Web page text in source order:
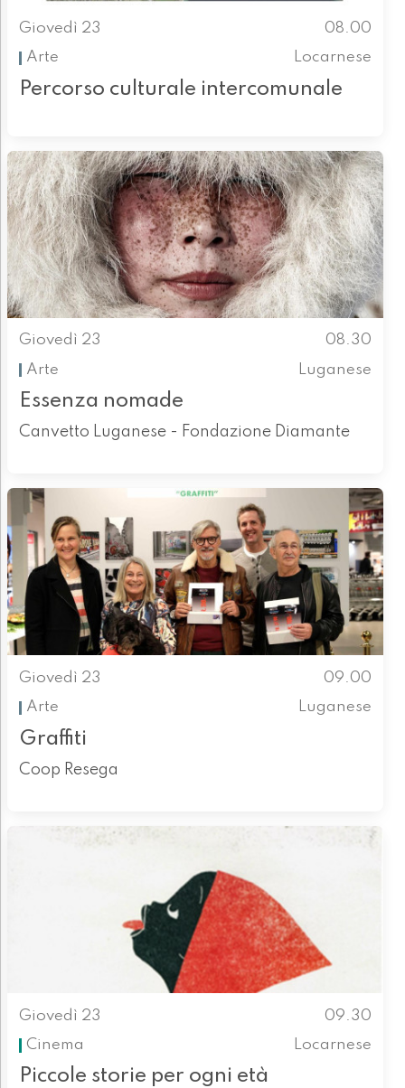
Giovedì 23
08.00
Arte
Locarnese
Percorso culturale intercomunale
Giovedì 23
08.30
Arte
Luganese
Essenza nomade
Canvetto Luganese - Fondazione Diamante
Giovedì 23
09.00
Arte
Luganese
Graffiti
Coop Resega
Giovedì 23
09.30
Cinema
Locarnese
Piccole storie per ogni età